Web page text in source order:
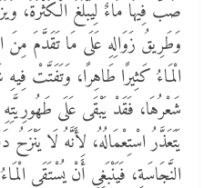
صُبَّ فِيهَا مَاءٌ لِيَبْلُغَ الْكَثْرَةَ،
وَطَرِيقُ زَوَالِهِ عَلَى مَا تَقَدَّمَ
الْمَاءُ كَثِيرًا طَاهِرًا، وَتَفَتَّتْ
شَعْرُهَا، فَقَدْ يَبْقَى عَلَى
يَتَعَذَّرُ اسْتِعْمَالُهُ، لِأَنَّهُ لَا
النَّجَاسَةِ، فَيَنْبَغِي أَنْ يُسْتَقَى